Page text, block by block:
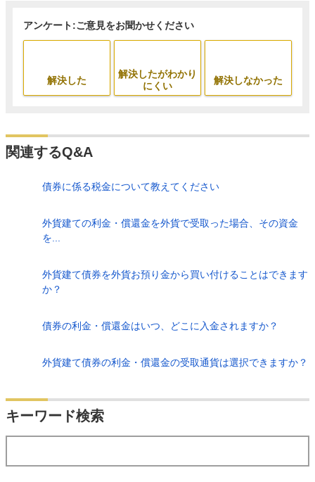
アンケート:ご意見をお聞かせください
解決した
解決したがわかり
にくい
解決しなかった
関連するQ&A
債券に係る税金について教えてください
外貨建ての利金・償還金を外貨で受取った場合、その資金
を...
外貨建て債券を外貨お預り金から買い付けることはできます
か？
債券の利金・償還金はいつ、どこに入金されますか？
外貨建て債券の利金・償還金の受取通貨は選択できますか？
キーワード検索